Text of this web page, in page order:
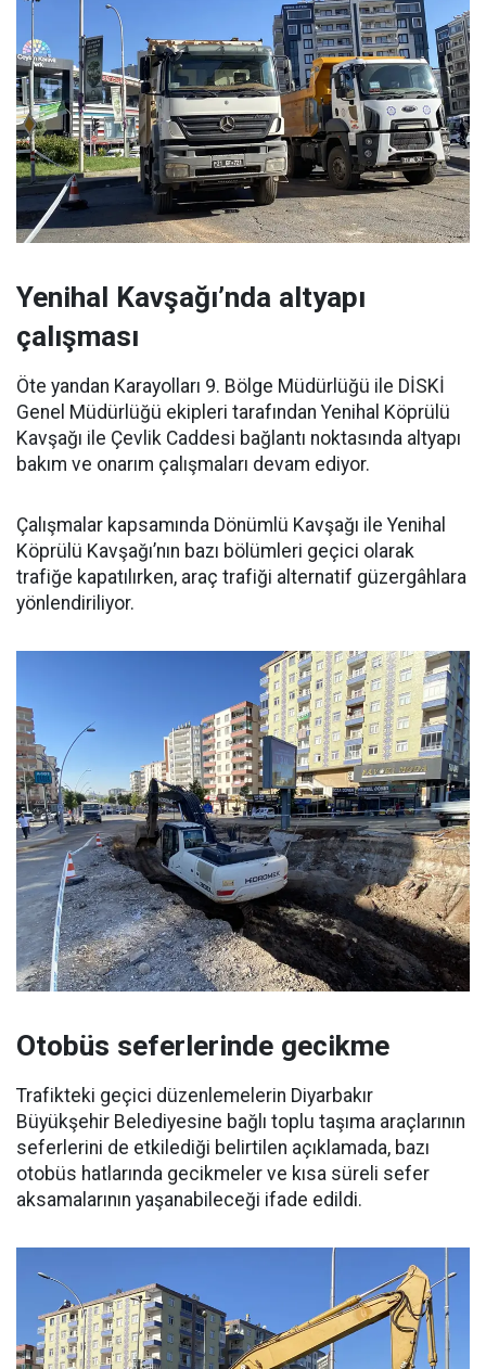
Yenihal Kavşağı’nda altyapı
çalışması
Öte yandan Karayolları 9. Bölge Müdürlüğü ile DİSKİ
Genel Müdürlüğü ekipleri tarafından Yenihal Köprülü
Kavşağı ile Çevlik Caddesi bağlantı noktasında altyapı
bakım ve onarım çalışmaları devam ediyor.
Çalışmalar kapsamında Dönümlü Kavşağı ile Yenihal
Köprülü Kavşağı’nın bazı bölümleri geçici olarak
trafiğe kapatılırken, araç trafiği alternatif güzergâhlara
yönlendiriliyor.
Otobüs seferlerinde gecikme
Trafikteki geçici düzenlemelerin Diyarbakır
Büyükşehir Belediyesine bağlı toplu taşıma araçlarının
seferlerini de etkilediği belirtilen açıklamada, bazı
otobüs hatlarında gecikmeler ve kısa süreli sefer
aksamalarının yaşanabileceği ifade edildi.